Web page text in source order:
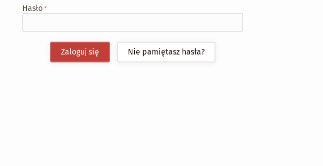
Hasło
Zaloguj się Nie pamiętasz hasła?